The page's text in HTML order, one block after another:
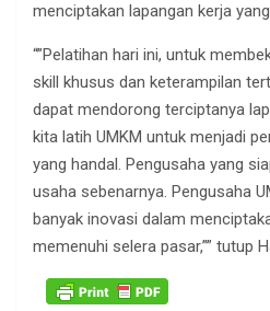
menciptakan lapangan kerja
“”Pelatihan hari ini, untuk
skill khusus dan keterampilan
dapat mendorong terciptanya
kita latih UMKM untuk menjadi
yang handal. Pengusaha yang
usaha sebenarnya. Pengusaha
banyak inovasi dalam
memenuhi selera pasar,”” tutup